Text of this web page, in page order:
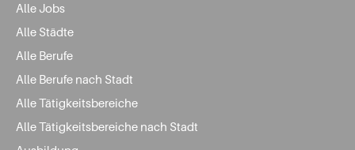
Alle Jobs
Alle Städte
Alle Berufe
Alle Berufe nach Stadt
Alle Tätigkeitsbereiche
Alle Tätigkeitsbereiche nach Stadt